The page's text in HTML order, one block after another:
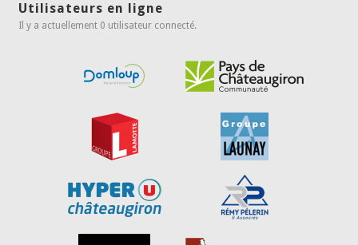
Utilisateurs en ligne
Il y a actuellement 0 utilisateur connecté.